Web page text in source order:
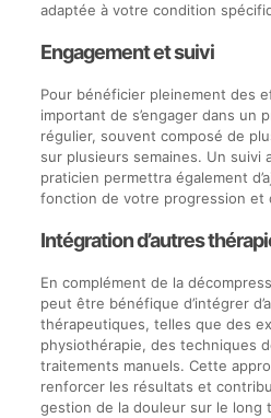
adaptée à votre condition
Engagement et suivi
Pour bénéficier pleinement des
important de s’engager dans un
régulier, souvent composé de
sur plusieurs semaines. Un suivi
praticien permettra également
fonction de votre progression et
Intégration d’autres
En complément de la
peut être bénéfique d’intégrer
thérapeutiques, telles que des
physiothérapie, des techniques
traitements manuels. Cette
renforcer les résultats et
gestion de la douleur sur le long